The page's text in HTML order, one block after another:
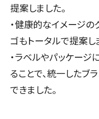
提案しました。
・健康的なイメージの
ゴもトータルで提案し
・ラベルやパッケー
ることで、統一したブ
できました。